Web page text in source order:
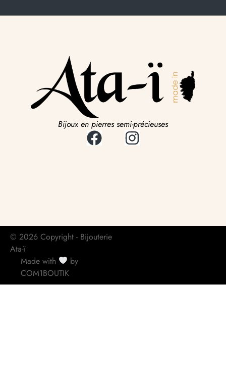
Bijoux en pierres semi-précieuses
© 2026 Copyright - Bijouterie
Ata-ï
Made with
by
COM1BOUTIK